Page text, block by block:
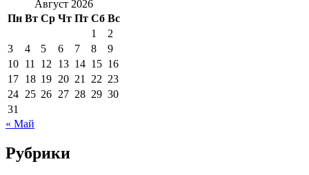
Август 2026
Пн Вт Ср Чт Пт Сб Вс
1
2
3
4 5 6 7 8
9
10 11 12 13 14 15 16
17 18 19 20 21 22 23
24 25 26 27 28 29 30
31
« Май
Рубрики